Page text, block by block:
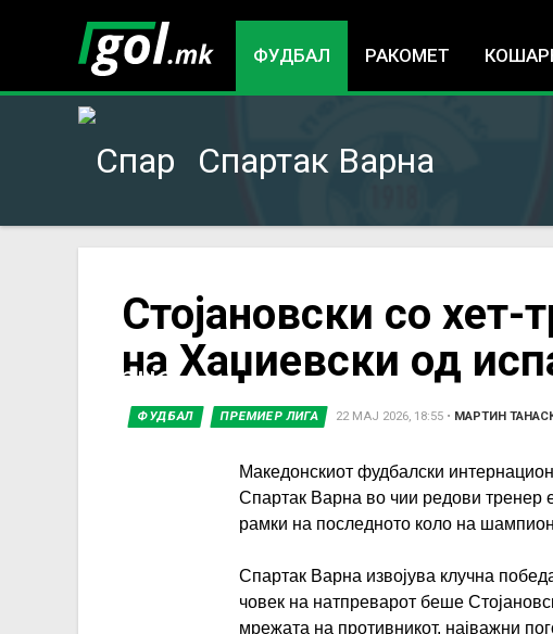
ФУДБАЛ РАКОМЕТ
Спартак Варна
here
Стојановски со хет-
на Хаџиевски од
ФУДБАЛ ПРЕМИЕР ЛИГА 22 МАЈ 2026, 18:55• МАРТИН
Македонскиот фудбалски
Спартак Варна во чии редови тренер
рамки на последното коло на
Спартак Варна извојува клучна
човек на натпреварот беше
мрежата на противникот, најважни